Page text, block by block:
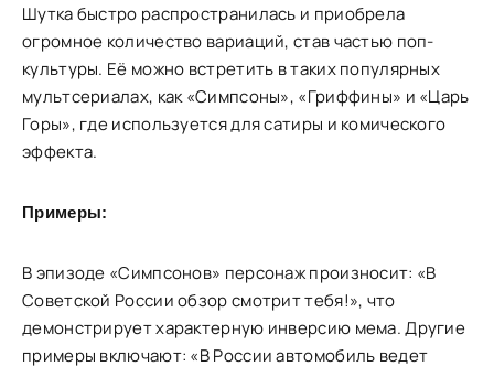
Шутка быстро распространилась и приобрела
огромное количество вариаций, став частью поп-
культуры. Её можно встретить в таких популярных
мультсериалах, как «Симпсоны», «Гриффины» и «Царь
Горы», где используется для сатиры и комического
эффекта.
Примеры:
В эпизоде «Симпсонов» персонаж произносит: «В
Советской России обзор смотрит тебя!», что
демонстрирует характерную инверсию мема. Другие
примеры включают: «В России автомобиль ведет